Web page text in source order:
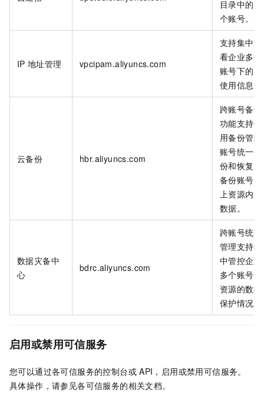
目录中的多
个账号。
IP 地址管理 vpcipam.aliyuncs.com
支持集中查
看企业多个
账号下的
使用信息。
云备份 hbr.aliyuncs.com
跨账号备份
功能支持使
用备份管理
账号统一备
份和恢复需
备份账号云
上资源内的
数据。
数据灾备中
心
bdrc.aliyuncs.com
跨账号统一
管理支持集
中管控企业
多个账号内
资源的数据
保护情况。
启用或禁用可信服务
您可以通过各可信服务的控制台或 API，启用或禁用可信服务。
具体操作，请参见各可信服务的相关文档。